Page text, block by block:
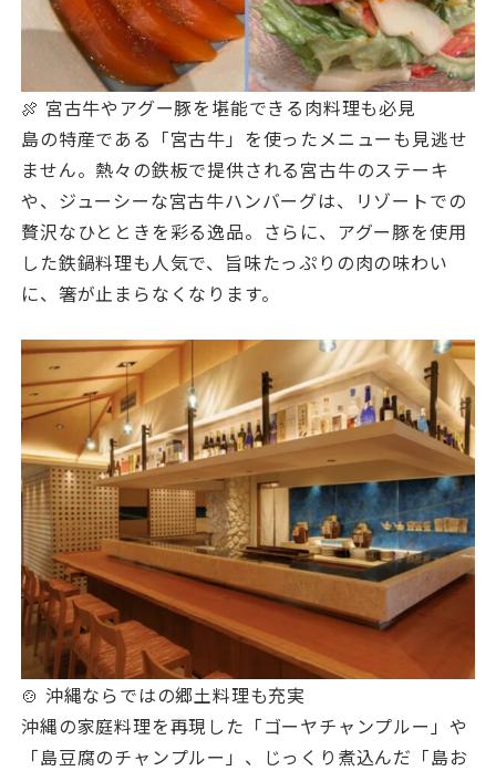
🍖 宮古牛やアグー豚を堪能できる肉料理も必見
島の特産である「宮古牛」を使ったメニューも見逃せ
ません。熱々の鉄板で提供される宮古牛のステーキ
や、ジューシーな宮古牛ハンバーグは、リゾートでの
贅沢なひとときを彩る逸品。さらに、アグー豚を使用
した鉄鍋料理も人気で、旨味たっぷりの肉の味わい
に、箸が止まらなくなります。
🍲 沖縄ならではの郷土料理も充実
沖縄の家庭料理を再現した「ゴーヤチャンプルー」や
「島豆腐のチャンプルー」、じっくり煮込んだ「島お